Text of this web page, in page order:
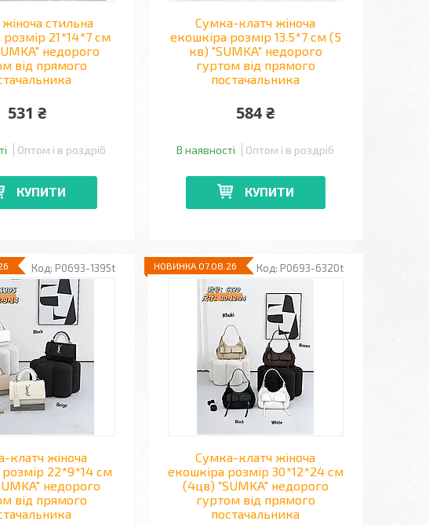
стильна
21*14*7 см
недорого
від прямого
531 ₴
Оптом і в роздріб
КУПИТИ
Сумка-клатч жіноча
екошкіра розмір 13.5*7 см (5
кв) "SUMKA" недорого
гуртом від прямого
постачальника
584 ₴
В наявності Оптом і в роздріб
КУПИТИ
P0693-1395t
клатч жіноча
22*9*14 см
недорого
від прямого
P0693-6320t
НОВИНКА 07.08.26
Сумка-клатч жіноча
екошкіра розмір 30*12*24 см
(4цв) "SUMKA" недорого
гуртом від прямого
постачальника